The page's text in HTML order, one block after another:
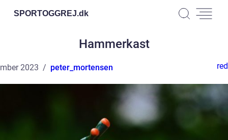
SPORTOGGREJ.dk
Hammerkast
2023 peter_mortensen